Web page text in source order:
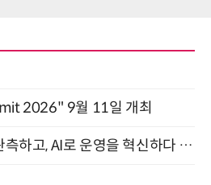
2026" 9월 11일 개최
[올쇼TV] AI 인프라를 관측하고, AI로 운영을 혁신하다 (8월 11일 생방송)